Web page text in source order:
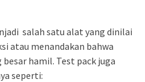
salah satu alat yang dinilai
atau menandakan bahwa
hamil. Test pack juga
seperti: